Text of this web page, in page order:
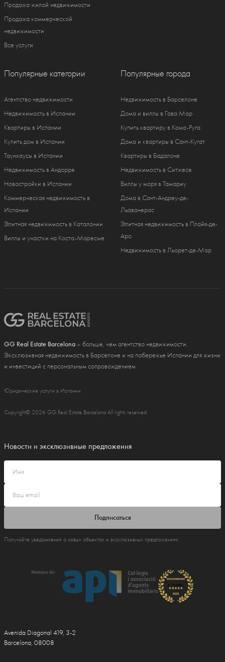
Продажа жилой недвижимости
Продажа коммерческой
недвижимости
Все услуги
Популярные категории
Агентство недвижимости
Недвижимость в Испании
Квартиры в Испании
Купить дом в Испании
Таунхаусы в Испании
Недвижимость в Андорре
Новостройки в Испании
Коммерческая недвижимость в
Испании
Элитная недвижимость в Каталонии
Виллы и участки на Коста-Маресме
Популярные города
Недвижимость в Барселоне
Дома и виллы в Гава Мар
Купить квартиру в Кома-Руга
Дома и квартиры в Сант-Кугат
Квартиры в Бадалоне
Недвижимость в Ситжесе
Виллы у моря в Тамариу
Дома в Сант-Андреу-де-
Льаванерас
Элитная недвижимость в Плайя-де-
Аро
Недвижимость в Льорет-де-Мар
GG Real Estate Barcelona – больше, чем агентство недвижимости.
Эксклюзивная недвижимость в Барселоне и на побережье Испании для жизни
и инвестиций с персональным сопровождением
Юридические услуги в Испании
Copyright© 2026 GG Real Estate Barcelona All rights reserved
Новости и эксклюзивные предложения
Подписаться
Получайте уведомления о новых объектах и эксклюзивных предложениях
Avenida Diagonal 419, 3-2
Barcelona, 08008